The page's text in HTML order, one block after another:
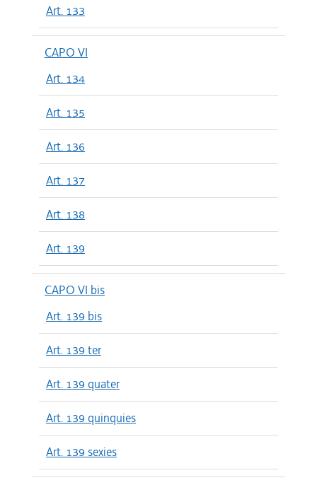
Art. 133
CAPO VI
Art. 134
Art. 135
Art. 136
Art. 137
Art. 138
Art. 139
CAPO VI bis
Art. 139 bis
Art. 139 ter
Art. 139 quater
Art. 139 quinquies
Art. 139 sexies